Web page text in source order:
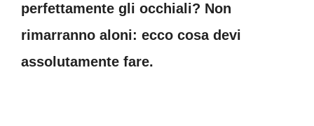
perfettamente gli occhiali? Non
rimarranno aloni: ecco cosa devi
assolutamente fare.